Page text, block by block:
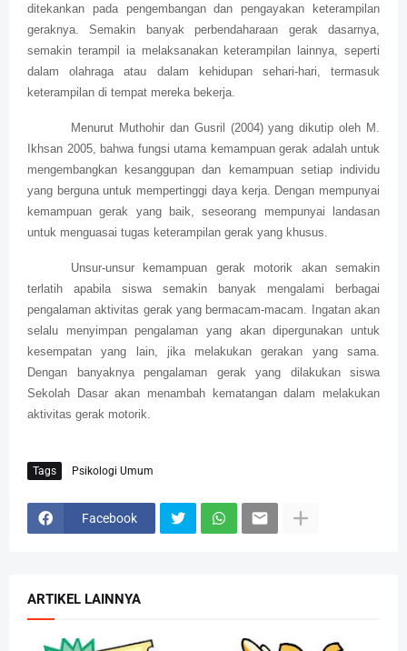
ditekankan pada pengembangan dan pengayakan keterampilan
geraknya. Semakin banyak perbendaharaan gerak dasarnya,
semakin terampil ia melaksanakan keterampilan lainnya, seperti
dalam olahraga atau dalam kehidupan sehari-hari, termasuk
keterampilan di tempat mereka bekerja.
Menurut Muthohir dan Gusril (2004) yang dikutip oleh M.
Ikhsan 2005, bahwa fungsi utama kemampuan gerak adalah untuk
mengembangkan kesanggupan dan kemampuan setiap individu
yang berguna untuk mempertinggi daya kerja. Dengan mempunyai
kemampuan gerak yang baik, seseorang mempunyai landasan
untuk menguasai tugas keterampilan gerak yang khusus.
Unsur-unsur kemampuan gerak motorik akan semakin
terlatih apabila siswa semakin banyak mengalami berbagai
pengalaman aktivitas gerak yang bermacam-macam. Ingatan akan
selalu menyimpan pengalaman yang akan dipergunakan untuk
kesempatan yang lain, jika melakukan gerakan yang sama.
Dengan banyaknya pengalaman gerak yang dilakukan siswa
Sekolah Dasar akan menambah kematangan dalam melakukan
aktivitas gerak motorik.
Tags Psikologi Umum
Facebook
ARTIKEL LAINNYA